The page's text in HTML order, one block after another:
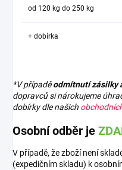
od 120 kg do 250 kg
+ dobírka
*V případěodmítnutí zásilky
dopravců si nárokujeme
dobírky dle našich
Osobní odběr je
V případě, že zboží není
(expedičním skladu) k